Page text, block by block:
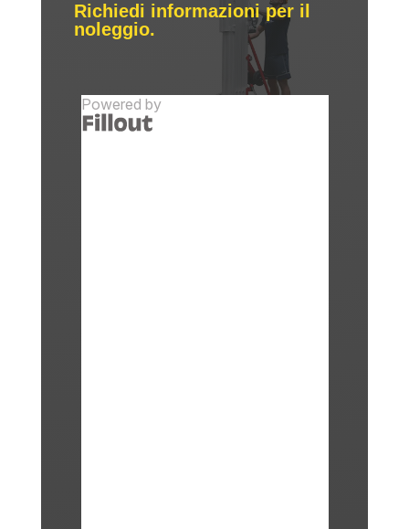
Richiedi informazioni per il
noleggio.